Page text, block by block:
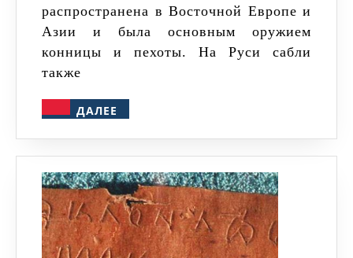
распространена в Восточной Европе и
Азии и была основным оружием
конницы и пехоты. На Руси сабли
также
ДАЛЕЕ